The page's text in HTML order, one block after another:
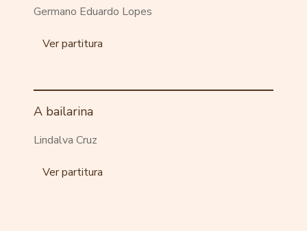
Germano Eduardo Lopes
Ver partitura
A bailarina
Lindalva Cruz
Ver partitura